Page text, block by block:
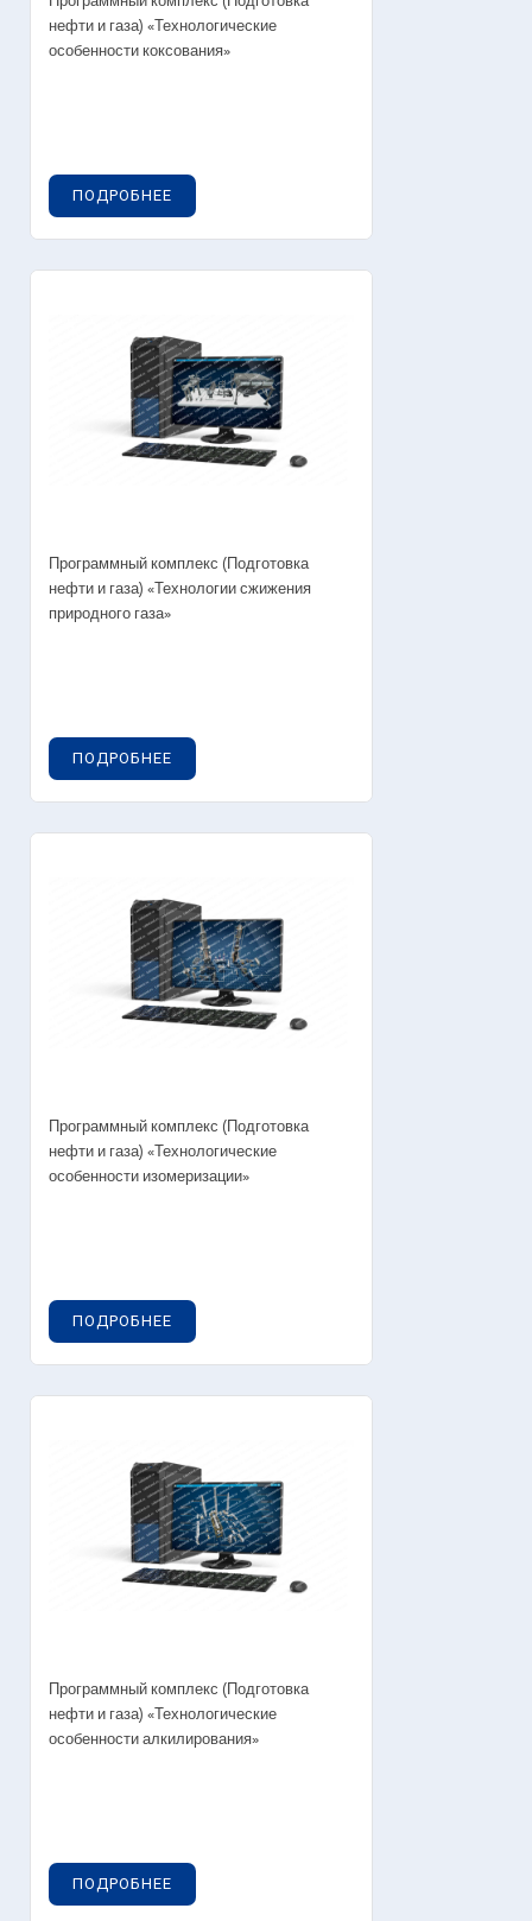
нефти и газа) «Технологические
особенности коксования»
ПОДРОБНЕЕ
Программный комплекс (Подготовка
нефти и газа) «Технологии сжижения
природного газа»
ПОДРОБНЕЕ
Программный комплекс (Подготовка
нефти и газа) «Технологические
особенности изомеризации»
ПОДРОБНЕЕ
Программный комплекс (Подготовка
нефти и газа) «Технологические
особенности алкилирования»
ПОДРОБНЕЕ